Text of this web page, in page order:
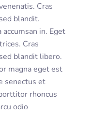
Cras
blandit.
in. Eget
Cras
blandit libero.
magna eget est
senectus et
rhoncus
odio